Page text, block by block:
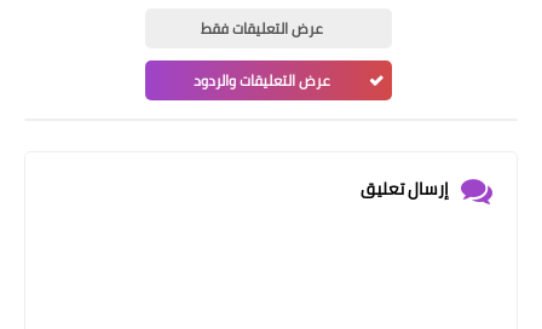
عرض التعليقات فقط
عرض التعليقات والردود
إرسال تعليق